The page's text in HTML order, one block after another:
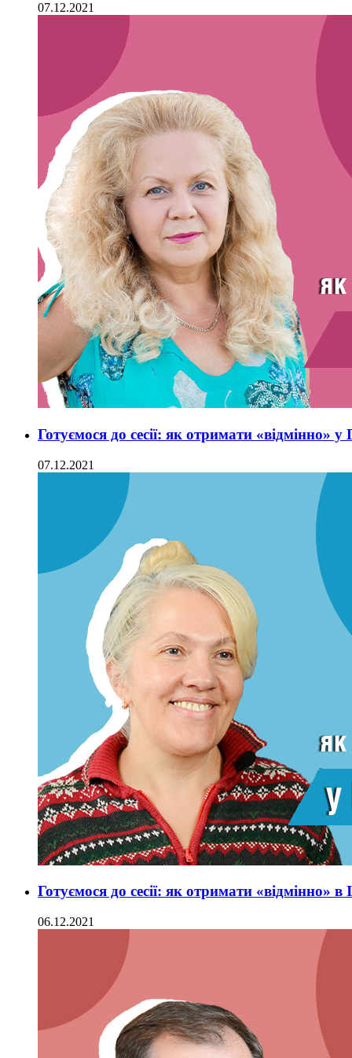
07.12.2021
Готуємося до сесії: як отримати «відмінно»
07.12.2021
Готуємося до сесії: як отримати «відмінно» в
06.12.2021